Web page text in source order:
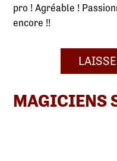
pro ! Agréable !
encore !!
MAGICIENS